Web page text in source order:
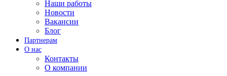
Наши работы
Новости
Вакансии
Блог
Партнерам
О нас
Контакты
О компании